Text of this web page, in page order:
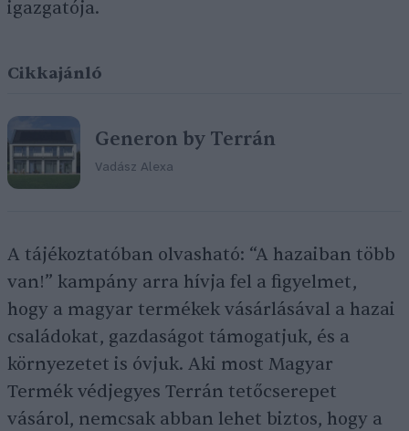
igazgatója.
Cikkajánló
Generon by Terrán
Vadász Alexa
A tájékoztatóban olvasható: “A hazaiban több
van!” kampány arra hívja fel a figyelmet,
hogy a magyar termékek vásárlásával a hazai
családokat, gazdaságot támogatjuk, és a
környezetet is óvjuk. Aki most Magyar
Termék védjegyes Terrán tetőcserepet
vásárol, nemcsak abban lehet biztos, hogy a